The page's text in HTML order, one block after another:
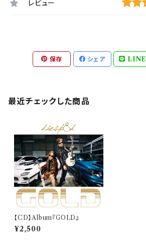
レビュー
保存 シェア LINE
最近チェックした商品
【CD】Album『GOLD』
¥2,500